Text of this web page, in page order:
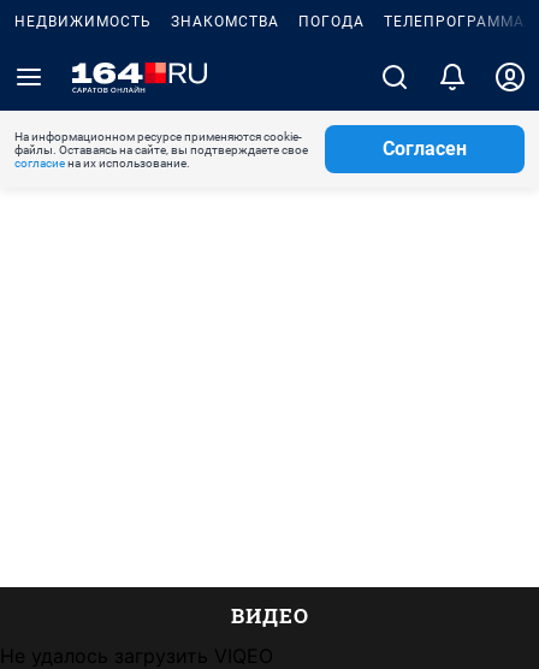
НЕДВИЖИМОСТЬ ЗНАКОМСТВА ПОГОДА ТЕЛЕПРОГРАММА
На информационном ресурсе применяются cookie-
файлы. Оставаясь на сайте, вы подтверждаете свое
согласиена их использование.
Согласен
ВИДЕО
Не удалось загрузить VIQEO